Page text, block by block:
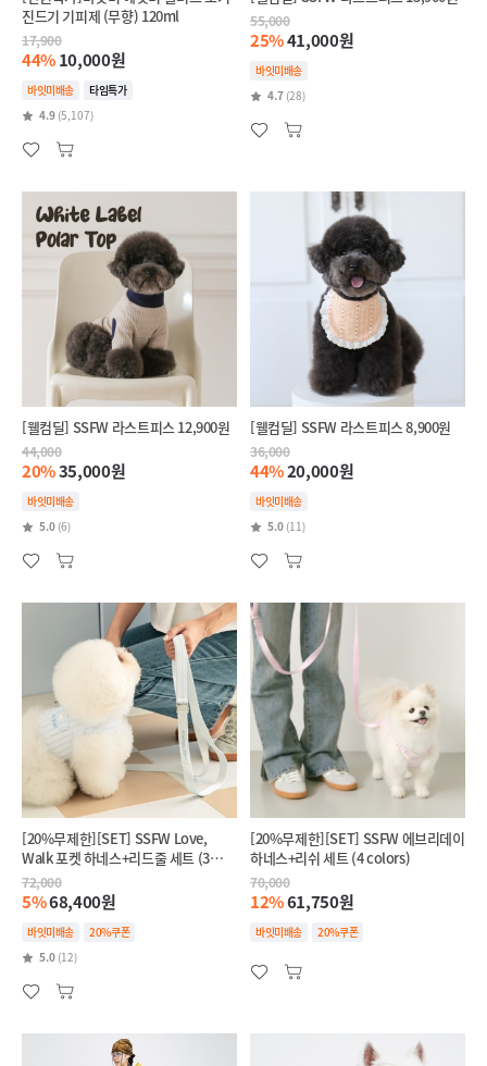
진드기 기피제 (무향) 120ml
17,900
44%10,000원
바잇미배송
타임특가
4.9 (5,107)
55,000
25%41,000원
바잇미배송
4.7 (28)
[웰컴딜] SSFW 라스트피스 12,900원
44,000
20%35,000원
바잇미배송
5.0 (6)
[웰컴딜] SSFW 라스트피스 8,900원
36,000
44%20,000원
바잇미배송
5.0 (11)
[20%무제한][SET] SSFW Love,
Walk 포켓 하네스+리드줄 세트 (3
colors)
72,000
5%68,400원
바잇미배송
20%쿠폰
5.0 (12)
[20%무제한][SET] SSFW 에브리데이
하네스+리쉬 세트 (4 colors)
70,000
12%61,750원
바잇미배송 20%쿠폰